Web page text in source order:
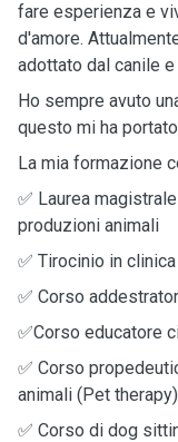
fare esperienza e
d'amore.
adottato dal canile
Ho sempre avuto
questo mi ha
La mia formazione
✅ Laurea
produzioni animali
✅ Tirocinio in
✅ Corso
✅Corso educatore
✅ Corso
animali (Pet therapy)
✅ Corso di dog